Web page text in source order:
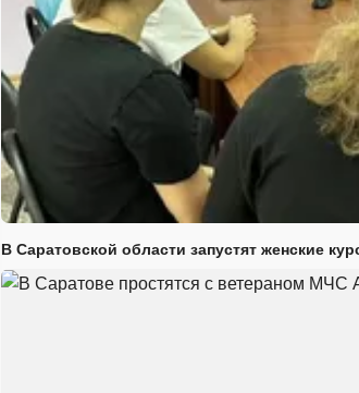
В Саратовской области запустят женские